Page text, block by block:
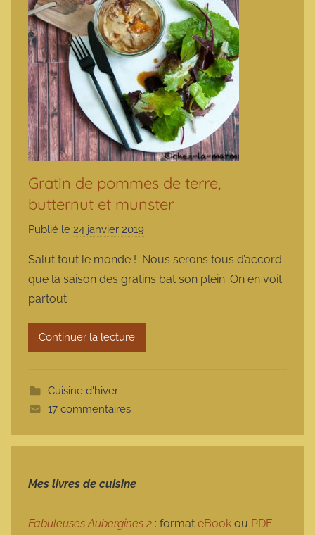
Gratin de pommes de terre,
butternut et munster
Publié le 24 janvier 2019
m
r
Salut tout le monde ! Nous serons tous d’accord
que la saison des gratins bat son plein. On en voit
partout
Continuer la lecture
Cuisine d'hiver
17 commentaires
Mes livres de cuisine
Fabuleuses Aubergines 2 : format eBook ou PDF